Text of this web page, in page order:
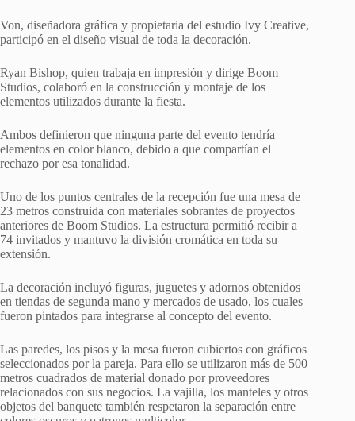
Von, diseñadora gráfica y propietaria del estudio Ivy Creative,
participó en el diseño visual de toda la decoración.
Ryan Bishop, quien trabaja en impresión y dirige Boom
Studios, colaboró en la construcción y montaje de los
elementos utilizados durante la fiesta.
Ambos definieron que ninguna parte del evento tendría
elementos en color blanco, debido a que compartían el
rechazo por esa tonalidad.
Uno de los puntos centrales de la recepción fue una mesa de
23 metros construida con materiales sobrantes de proyectos
anteriores de Boom Studios. La estructura permitió recibir a
74 invitados y mantuvo la división cromática en toda su
extensión.
La decoración incluyó figuras, juguetes y adornos obtenidos
en tiendas de segunda mano y mercados de usado, los cuales
fueron pintados para integrarse al concepto del evento.
Las paredes, los pisos y la mesa fueron cubiertos con gráficos
seleccionados por la pareja. Para ello se utilizaron más de 500
metros cuadrados de material donado por proveedores
relacionados con sus negocios. La vajilla, los manteles y otros
objetos del banquete también respetaron la separación entre